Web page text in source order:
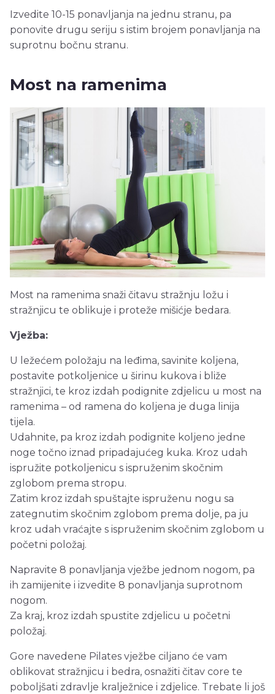
Izvedite 10-15 ponavljanja na jednu stranu, pa
ponovite drugu seriju s istim brojem ponavljanja na
suprotnu bočnu stranu.
Most na ramenima
Most na ramenima snaži čitavu stražnju ložu i
stražnjicu te oblikuje i proteže mišićje bedara.
Vježba:
U ležećem položaju na leđima, savinite koljena,
postavite potkoljenice u širinu kukova i bliže
stražnjici, te kroz izdah podignite zdjelicu u most na
ramenima – od ramena do koljena je duga linija
tijela.
Udahnite, pa kroz izdah podignite koljeno jedne
noge točno iznad pripadajućeg kuka. Kroz udah
ispružite potkoljenicu s ispruženim skočnim
zglobom prema stropu.
Zatim kroz izdah spuštajte ispruženu nogu sa
zategnutim skočnim zglobom prema dolje, pa ju
kroz udah vraćajte s ispruženim skočnim zglobom u
početni položaj.
Napravite 8 ponavljanja vježbe jednom nogom, pa
ih zamijenite i izvedite 8 ponavljanja suprotnom
nogom.
Za kraj, kroz izdah spustite zdjelicu u početni
položaj.
Gore navedene Pilates vježbe ciljano će vam
oblikovat stražnjicu i bedra, osnažiti čitav core te
poboljšati zdravlje kralježnice i zdjelice. Trebate li još